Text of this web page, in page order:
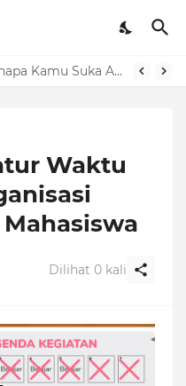
10+ Jawaban Jika Ditanya Kenapa Kamu Suka Aku
Waktu
Dilihat 0 kali